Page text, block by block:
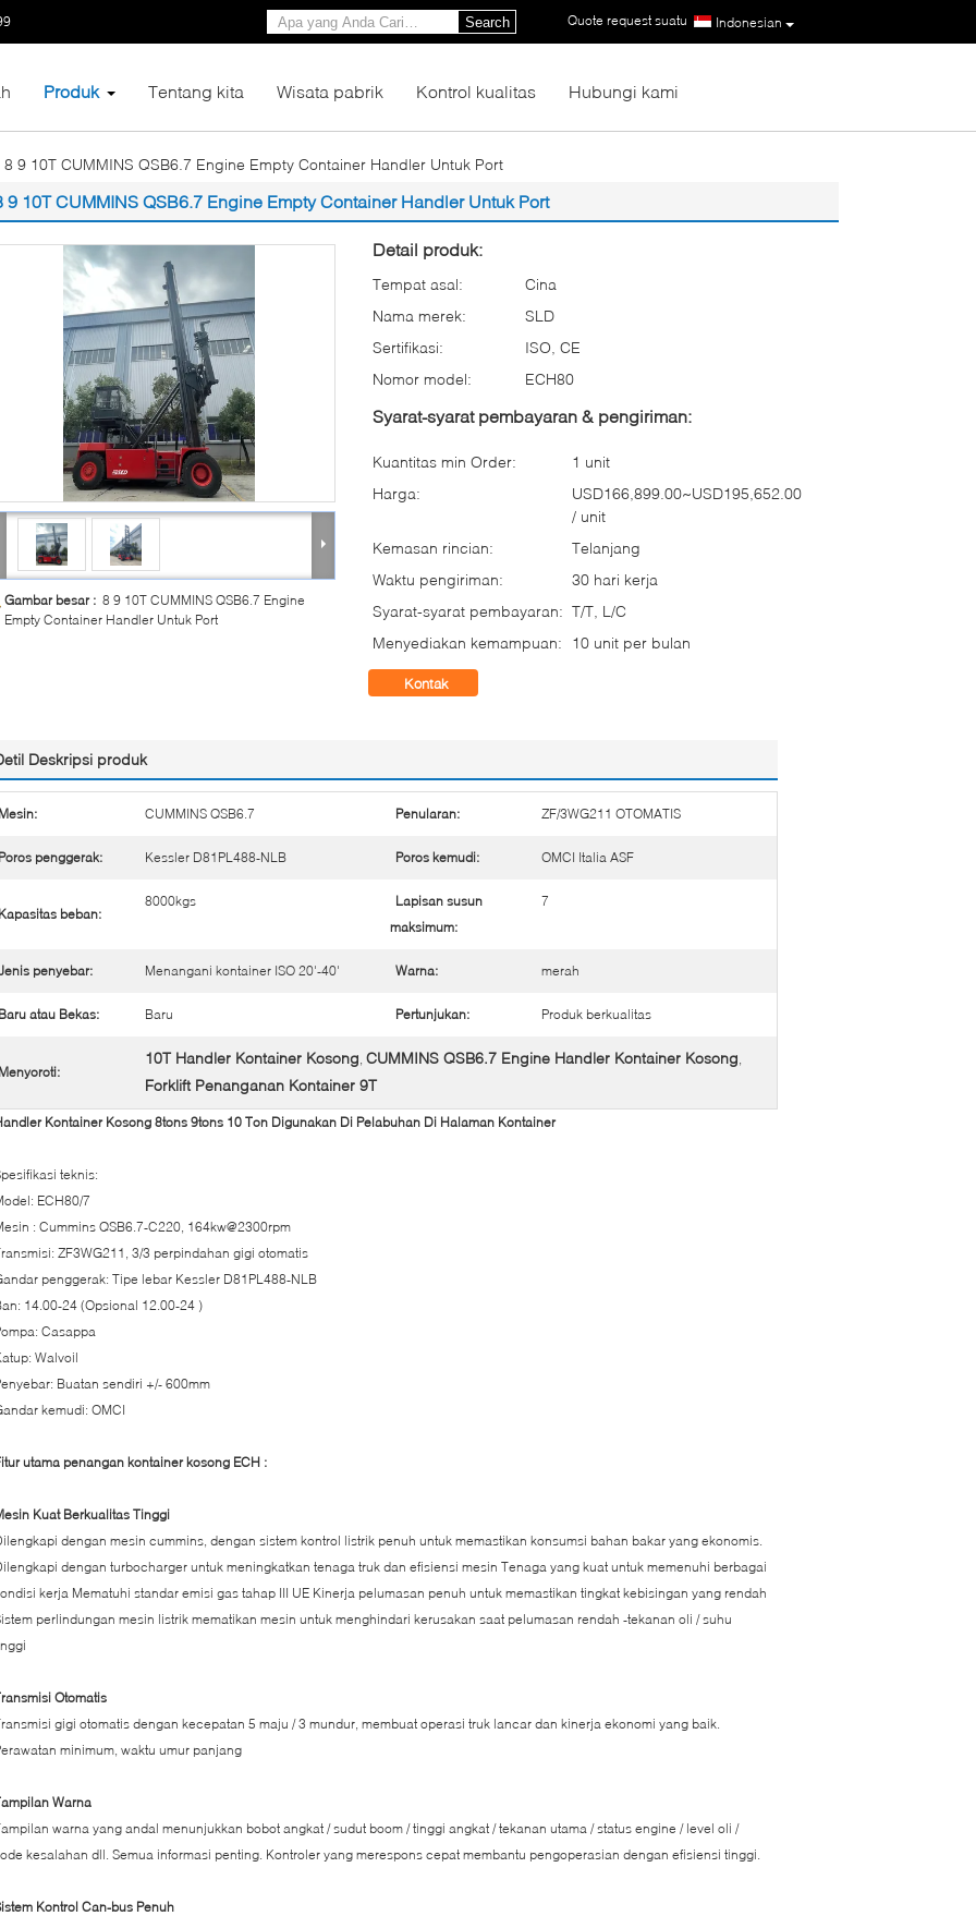
Indonesian
Quote request suatu |
Search
Produk Tentang kita Wisata pabrik Kontrol kualitas Hubungi kami
8 9 10T CUMMINS QSB6.7 Engine Empty Container Handler Untuk Port
9 10T CUMMINS QSB6.7 Engine Empty Container Handler Untuk Port
Gambar besar : 8 9 10T CUMMINS QSB6.7 Engine
Empty Container Handler Untuk Port
Detail produk:
Tempat asal:
Cina
Nama merek:
SLD
Sertifikasi:
ISO, CE
Nomor model:
ECH80
Syarat-syarat pembayaran & pengiriman:
Kuantitas min Order:
1 unit
Harga:
USD166,899.00~USD195,652.00
/ unit
Kemasan rincian:
Telanjang
Waktu pengiriman:
30 hari kerja
Syarat-syarat pembayaran: T/T, L/C
Menyediakan kemampuan:
10 unit per bulan
Kontak
Deskripsi produk
CUMMINS QSB6.7 Penularan: ZF/3WG211 OTOMATIS
penggerak: Kessler D81PL488-NLB Poros kemudi: OMCI Italia ASF
beban:
8000kgs
Lapisan susun
maksimum:
7
penyebar: Menangani kontainer ISO 20'-40' Warna: merah
atau Bekas: Baru Pertunjukan: Produk berkualitas
10T Handler Kontainer Kosong, CUMMINS QSB6.7 Engine Handler Kontainer Kosong,
Forklift Penanganan Kontainer 9T
Kontainer Kosong 8tons 9tons 10 Ton Digunakan Di Pelabuhan Di Halaman Kontainer
teknis:
ECH80/7
: Cummins QSB6.7-C220, 164kw@2300rpm
ZF3WG211, 3/3 perpindahan gigi otomatis
penggerak: Tipe lebar Kessler D81PL488-NLB
14.00-24 (Opsional 12.00-24 )
Casappa
Walvoil
Buatan sendiri +/- 600mm
kemudi: OMCI
utama penangan kontainer kosong ECH :
Kuat Berkualitas Tinggi
dengan mesin cummins, dengan sistem kontrol listrik penuh untuk memastikan konsumsi bahan bakar yang ekonomis.
dengan turbocharger untuk meningkatkan tenaga truk dan efisiensi mesin Tenaga yang kuat untuk memenuhi berbagai
kerja Mematuhi standar emisi gas tahap III UE Kinerja pelumasan penuh untuk memastikan tingkat kebisingan yang rendah
perlindungan mesin listrik mematikan mesin untuk menghindari kerusakan saat pelumasan rendah -tekanan oli / suhu
Otomatis
gigi otomatis dengan kecepatan 5 maju / 3 mundur, membuat operasi truk lancar dan kinerja ekonomi yang baik.
minimum, waktu umur panjang
Warna
warna yang andal menunjukkan bobot angkat / sudut boom / tinggi angkat / tekanan utama / status engine / level oli /
kesalahan dll. Semua informasi penting. Kontroler yang merespons cepat membantu pengoperasian dengan efisiensi tinggi.
Kontrol Can-bus Penuh